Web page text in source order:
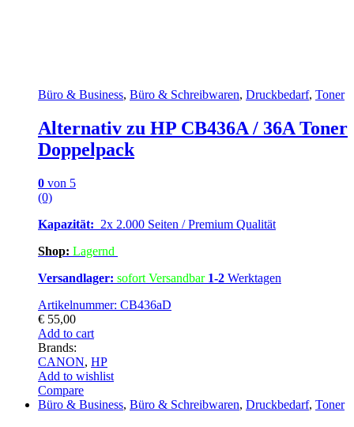
Büro & Business, Büro & Schreibwaren, Druckbedarf, Toner
Alternativ zu HP CB436A / 36A Toner
Doppelpack
0 von 5
(0)
Kapazität: 2x 2.000 Seiten / Premium Qualität
Shop: Lagernd
Versandlager: sofort Versandbar 1-2 Werktagen
Artikelnummer: CB436aD
€ 55,00
Add to cart
Brands:
CANON, HP
Add to wishlist
Compare
Büro & Business, Büro & Schreibwaren, Druckbedarf, Toner